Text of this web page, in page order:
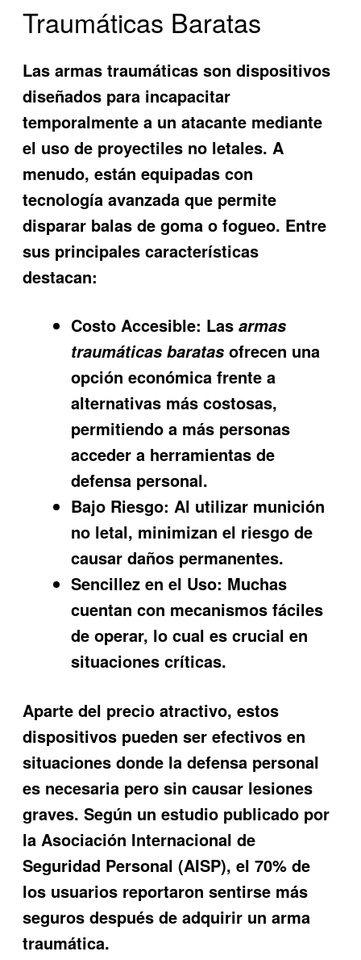
Traumáticas Baratas
Las armas traumáticas son dispositivos
diseñados para incapacitar
temporalmente a un atacante mediante
el uso de proyectiles no letales. A
menudo, están equipadas con
tecnología avanzada que permite
disparar balas de goma o fogueo. Entre
sus principales características
destacan:
Costo Accesible: Lasarmas
traumáticas baratas ofrecen una
opción económica frente a
alternativas más costosas,
permitiendo a más personas
acceder a herramientas de
defensa personal.
Bajo Riesgo: Al utilizar munición
no letal, minimizan el riesgo de
causar daños permanentes.
Sencillez en el Uso: Muchas
cuentan con mecanismos fáciles
de operar, lo cual es crucial en
situaciones críticas.
Aparte del precio atractivo, estos
dispositivos pueden ser efectivos en
situaciones donde la defensa personal
es necesaria pero sin causar lesiones
graves. Según un estudio publicado por
la Asociación Internacional de
Seguridad Personal (AISP), el 70% de
los usuarios reportaron sentirse más
seguros después de adquirir un arma
traumática.